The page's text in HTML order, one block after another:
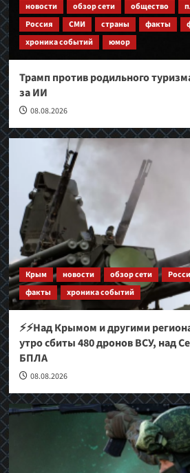
новости
обзор сети общество
Россия
СМИ страны факты
хроника событий
юмор
Трамп против родильного
за ИИ
08.08.2026
Крым новости обзор сети
факты
хроника событий
⚡⚡Над Крымом и другими
утро сбиты 480 дронов ВСУ, над
БПЛА
08.08.2026